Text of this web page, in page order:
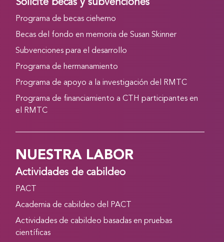
Solicite becas y subvenciones
Programa de becas ciehemo
Becas del fondo en memoria de Susan Skinner
Subvenciones para el desarrollo
Programa de hermanamiento
Programa de apoyo a la investigación del RMTC
Programa de financiamiento a CTH participantes en
el RMTC
NUESTRA LABOR
Actividades de cabildeo
PACT
Academia de cabildeo del PACT
Actividades de cabildeo basadas en pruebas
científicas